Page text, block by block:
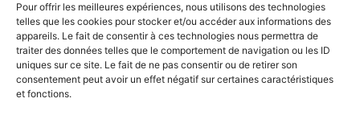
Pour offrir les meilleures expériences, nous utilisons des technologies
telles que les cookies pour stocker et/ou accéder aux informations des
appareils. Le fait de consentir à ces technologies nous permettra de
traiter des données telles que le comportement de navigation ou les ID
uniques sur ce site. Le fait de ne pas consentir ou de retirer son
consentement peut avoir un effet négatif sur certaines caractéristiques
et fonctions.